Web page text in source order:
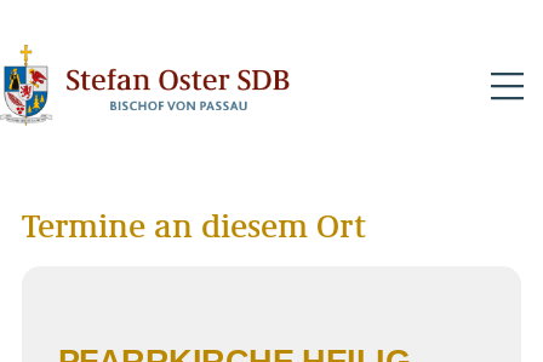
Termine an diesem Ort